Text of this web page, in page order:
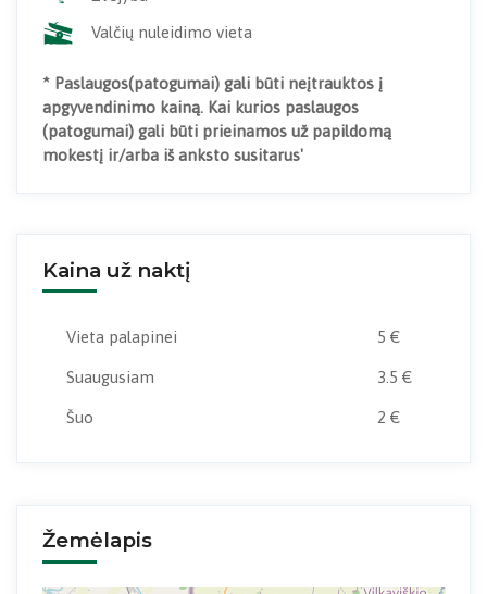
Valčių nuleidimo vieta
* Paslaugos(patogumai) gali būti neįtrauktos į
apgyvendinimo kainą. Kai kurios paslaugos
(patogumai) gali būti prieinamos už papildomą
mokestį ir/arba iš anksto susitarus'
Kaina už naktį
Vieta palapinei 5 €
Suaugusiam 3.5 €
Šuo 2 €
Žemėlapis